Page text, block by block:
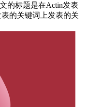
的标题是在Actin发表
的关键词上发表的关